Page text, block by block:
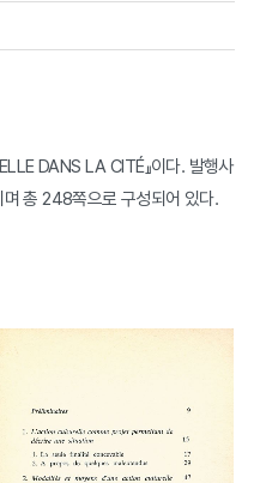
DANS LA CITÉ』이다. 발행사
총 248쪽으로 구성되어 있다.